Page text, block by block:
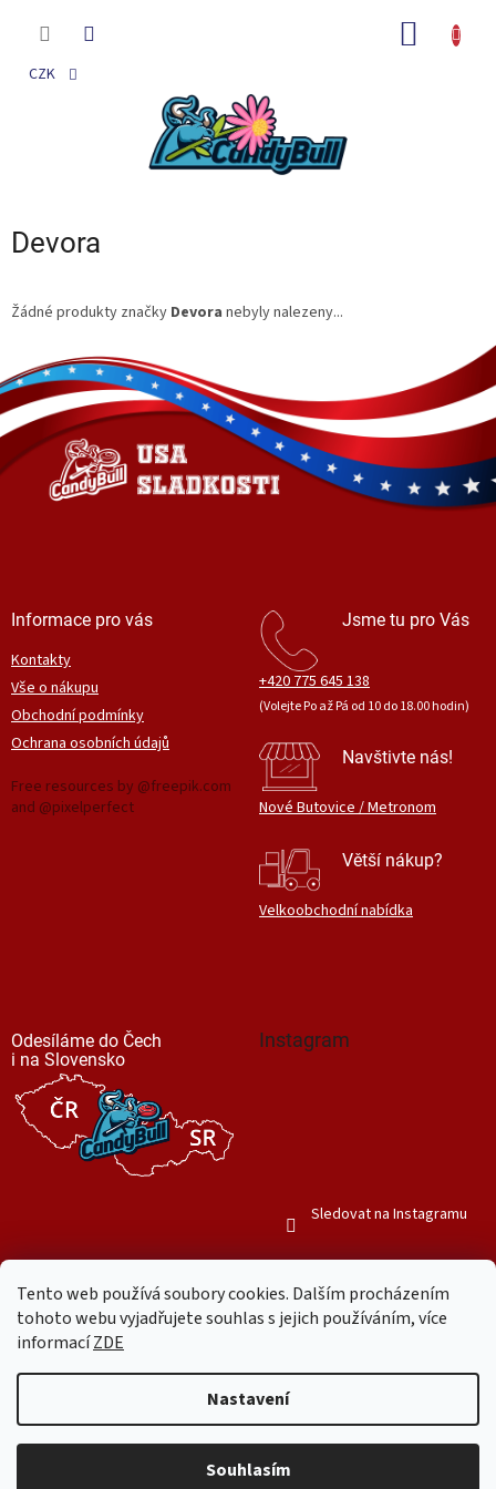
Tento web používá soubory cookies. Dalším procházením
tohoto webu vyjadřujete souhlas s jejich používáním, více
informacíZDE
Nastavení
Souhlasím
CZK
Devora
Žádné produkty značky Devora nebyly nalezeny...
á
p
a
í
Informace pro vás
Kontakty
Vše o nákupu
Obchodní podmínky
Ochrana osobních údajů
Free resources by @freepik.com
and @pixelperfect
Jsme tu pro Vás
+420 775 645 138
(Volejte Po až Pá od 10 do 18.00 hodin)
Navštivte nás!
Nové Butovice / Metronom
Větší nákup?
Velkoobchodní nabídka
Odesíláme do Čech
i na Slovensko
Instagram
Sledovat na Instagramu
Copyright 2026Mr. Candy Bull. Všechna práva vyhrazena.Upravit
nastavení cookies